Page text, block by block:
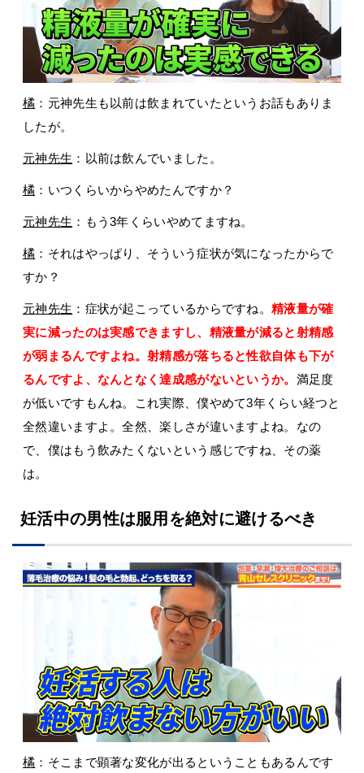
橘 ：元神先生も以前は飲まれていたというお話もありま
したが。
元神先生 ：以前は飲んでいました。
橘 ：いつくらいからやめたんですか？
元神先生 ：もう3年くらいやめてますね。
橘 ：それはやっぱり、そういう症状が気になったからで
すか？
元神先生 ：症状が起こっているからですね。精液量が確
実に減ったのは実感できますし、精液量が減ると射精感
が弱まるんですよね。射精感が落ちると性欲自体も下が
るんですよ、なんとなく達成感がないというか。 満足度
が低いですもんね。これ実際、僕やめて3年くらい経つと
全然違いますよ。全然、楽しさが違いますよね。なの
で、僕はもう飲みたくないという感じですね、その薬
は。
妊活中の男性は服用を絶対に避けるべき
橘 ：そこまで顕著な変化が出るということもあるんです